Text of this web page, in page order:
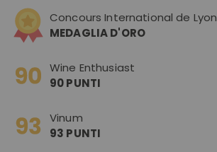
Concours International de Lyon
MEDAGLIA D'ORO
Wine Enthusiast
90 PUNTI
Vinum
93 PUNTI